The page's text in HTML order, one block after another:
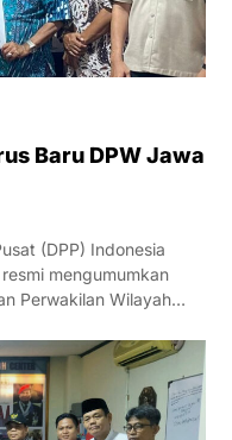
Baru DPW Jawa
(DPP) Indonesia
mengumumkan
Perwakilan Wilayah…